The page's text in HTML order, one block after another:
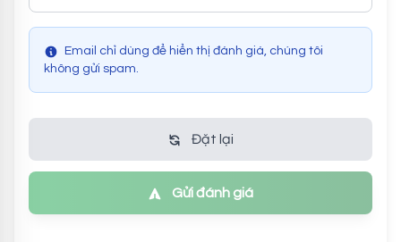
Email chỉ dùng để hiển thị đánh giá, chúng tôi
không gửi spam.
Đặt lại
Gửi đánh giá